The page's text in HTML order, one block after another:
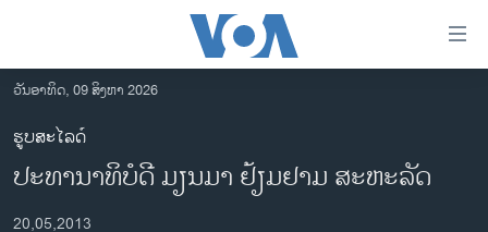
ເຂົ້າ
ຫາ
ຂ້າມ
ຂ້າມ
ລາວ
ອາເມຣິກາ
ວັນອາທິດ, 09 ສິງຫາ 2026
ຮູບສະໄລດ໌
ປະທານາທິບໍດີ ມຽນມາ ຢ້ຽມຢາມ ສະຫະລັດ
20,05,2013